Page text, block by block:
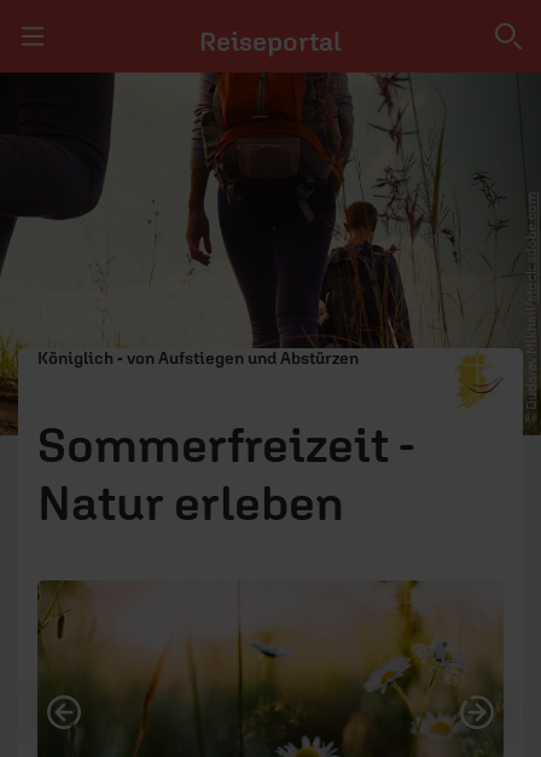
Navigation überspringen
Reiseportal
Reiseportal
REISEANGEBOTE
HINWEISE FÜR ANBIETER
AGB © Dudarev Mikhail/
stock.adobe.com
Königlich - von Aufstiegen und Abstürzen
Sommerfreizeit -
Natur erleben
Vorheriges